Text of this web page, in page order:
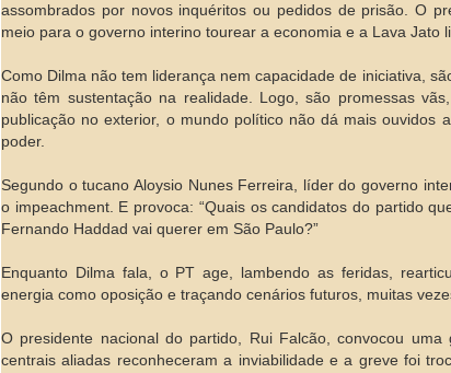
assombrados por novos inquéritos ou pedidos de prisão. O
meio para o governo interino tourear a economia e a Lava Jato
Como Dilma não tem liderança nem capacidade de iniciativa,
não têm sustentação na realidade. Logo, são promessas
publicação no exterior, o mundo político não dá mais ouvidos
poder.
Segundo o tucano Aloysio Nunes Ferreira, líder do governo
o impeachment. E provoca: “Quais os candidatos do partido
Fernando Haddad vai querer em São Paulo?”
Enquanto Dilma fala, o PT age, lambendo as feridas,
energia como oposição e traçando cenários futuros, muitas
O presidente nacional do partido, Rui Falcão, convocou
centrais aliadas reconheceram a inviabilidade e a greve foi